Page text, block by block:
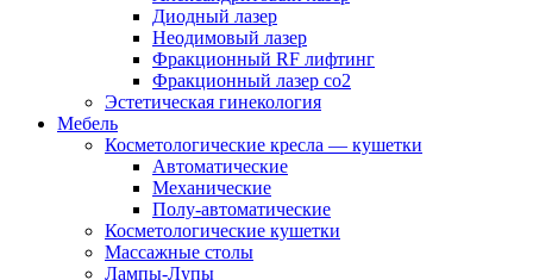
Диодный лазер
Неодимовый лазер
Фракционный RF лифтинг
Фракционный лазер со2
Эстетическая гинекология
Мебель
Косметологические кресла — кушетки
Автоматические
Механические
Полу-автоматические
Косметологические кушетки
Массажные столы
Лампы-Лупы